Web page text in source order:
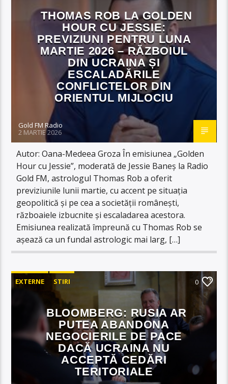
THOMAS ROB LA GOLDEN
HOUR CU JESSIE:
PREVIZIUNI PENTRU LUNA
MARTIE 2026 – RĂZBOIUL
DIN UCRAINA ȘI
ESCALADĂRILE
CONFLICTELOR DIN
ORIENTUL MIJLOCIU
Gold FM Radio
2 MARTIE 2026
Autor: Oana-Medeea Groza În emisiunea „Golden
Hour cu Jessie”, moderată de Jessie Baneș la Radio
Gold FM, astrologul Thomas Rob a oferit
previziunile lunii martie, cu accent pe situația
geopolitică și pe cea a societății românești,
războaiele izbucnite și escaladarea acestora.
Emisiunea realizată împreună cu Thomas Rob se
așează ca un fundal astrologic mai larg, […]
EXTERNE STIRI 0
BLOOMBERG: RUSIA AR
PUTEA ABANDONA
NEGOCIERILE DE PACE
DACĂ UCRAINA NU
ACCEPTĂ CEDĂRI
TERITORIALE